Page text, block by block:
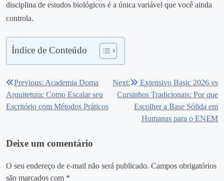
disciplina de estudos biológicos é a única variável que você ainda
controla.
Índice de Conteúdo
Navegação
de
Previous: Academia Doma
Arquitetura: Como Escalar seu
Escritório com Métodos Práticos
Next:
Extensivo Basic 2026 vs
Cursinhos Tradicionais: Por que
Escolher a Base Sólida em
Humanas para o ENEM
Deixe um comentário
O seu endereço de e-mail não será publicado. Campos obrigatórios
são marcados com *